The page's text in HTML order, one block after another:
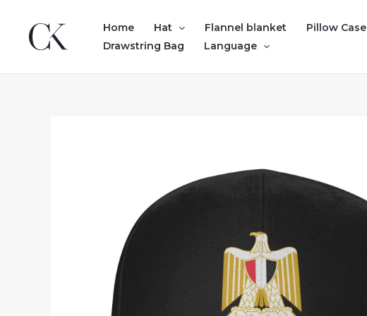
content
Home Hat Flannel blanket Pillow Case
Drawstring Bag
Language